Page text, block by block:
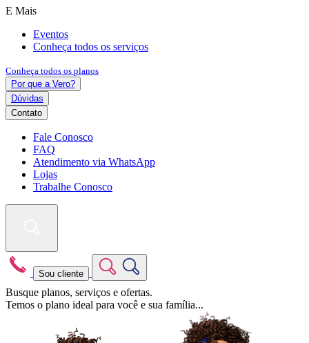
E Mais
Eventos
Conheça todos os serviços
Conheça todos os planos
Por que a Vero?
Dúvidas
Contato
Fale Conosco
FAQ
Atendimento via WhatsApp
Lojas
Trabalhe Conosco
Sou cliente
Busque planos, serviços e ofertas.
Temos o plano ideal para você e sua família...